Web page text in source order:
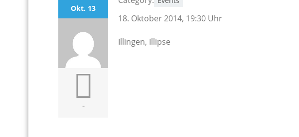
Okt. 13
-
18. Oktober 2014, 19:30 Uhr
Illingen, Illipse